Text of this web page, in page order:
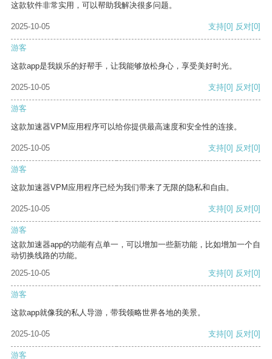
这款软件非常实用，可以帮助我解决很多问题。
2025-10-05 支持[0] 反对[0]
游客
这款app是我娱乐的好帮手，让我能够放松身心，享受美好时光。
2025-10-05 支持[0] 反对[0]
游客
这款加速器VPM应用程序可以给你提供最高速度和安全性的连接。
2025-10-05 支持[0] 反对[0]
游客
这款加速器VPM应用程序已经为我们带来了无限的隐私和自由。
2025-10-05 支持[0] 反对[0]
游客
这款加速器app的功能有点单一，可以增加一些新功能，比如增加一个自
动切换线路的功能。
2025-10-05
支持[0] 反对[0]
游客
这款app就像我的私人导游，带我领略世界各地的美景。
2025-10-05 支持[0] 反对[0]
游客